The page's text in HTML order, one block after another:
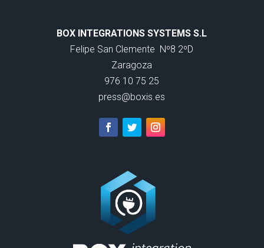
BOX INTEGRATIONS SYSTEMS S.L
Felipe San Clemente Nº8 2ºD
Zaragoza
976 10 75 25
press@boxis.es